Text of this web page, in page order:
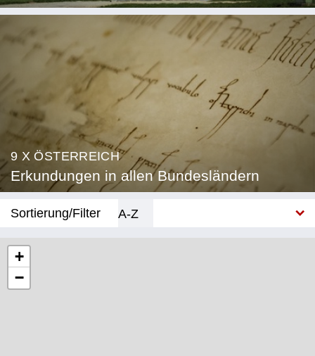
9 X ÖSTERREICH
Erkundungen in allen Bundesländern
Sortierung/Filter
A-Z
+
−